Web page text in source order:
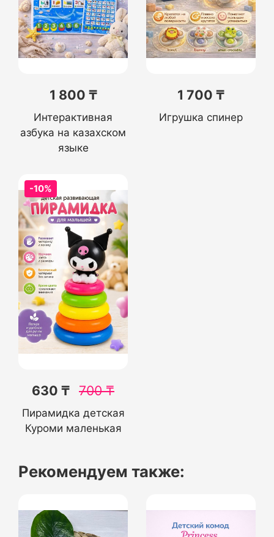
1 800 ₸
Интерактивная
азбука на казахском
языке
1 700 ₸
Игрушка спинер
-10%
630 ₸ 700₸
Пирамидка детская
Куроми маленькая
Рекомендуем также: